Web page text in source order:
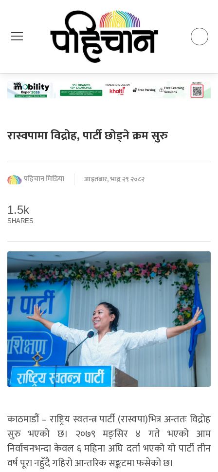
रास्वपामा विद्रोह, पार्टी छोड्ने क्रम सुरु
पहिचान मिडिया आइतबार, भाद्र २९ २०८२
1.5k
SHARES
काठमाडौं – राष्ट्रिय स्वतन्त्र पार्टी (रास्वपा)भित्र अन्ततः विद्रोह
सुरु भएको छ। २०७९ मङ्सिर ४ गते भएको आम
निर्वाचनभन्दा केवल ६ महिना अघि दर्ता भएको यो पार्टी तीन
वर्ष पूरा नहुँदै गहिरो आन्तरिक सङ्कटमा फसेको छ।